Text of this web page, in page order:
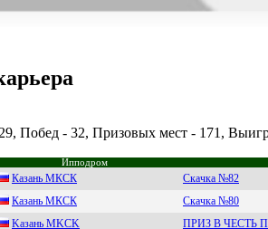
Побед - 32, Призовых мест - 171,
Ипподром
Казань МКCК Скачка №82
Кaзaнь МКСК Скачка №80
Kазань МKСK ПРИЗ В ЧЕСТЬ